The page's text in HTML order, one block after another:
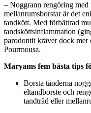
– Noggrann rengöring med
mellanrumsborstar är det
tandkött. Med förbättrad
tandsköttsinflammation
parodontit kräver dock mer
Pourmousa.
Maryams fem bästa tips
Borsta tänderna
eltandborste och
tandtråd eller